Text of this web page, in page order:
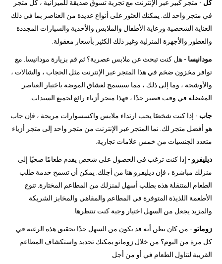
كل - متجر كبير عبر الإنترنت مع تجربة تسوق صديقة للميزانية ، كل متجر
في متجر واحد لك. يمكنك العثور على أنواع عديدة من العناصر بما في ذلك
العناية الشخصية ورعاية الأطفال والملابس والأحذية والسيارات المجددة
والعطور والأجهزة المنزلية وغير ذلك الكثير بأسعار معقولة.
مودانيسا - هل كنت تبحث عن ملابس عصرية؟ ثم قم بزيارة مودانيسا. مع
توافر مخزون ضخم في هذا المتجر عبر الإنترنت مثل الحجاب ، والشالات ،
والأوشحة ، وما إلى ذلك ، مما سيسمح لعشاق الموضة باختيار العناصر
المفضلة في وقت قصير جدًا ، فهذا متجر أزياء رائع لجميع السيدات.
جاب - إذا كنت شخصًا يحب ارتداء ملابس واكسسوارات مريحة ، فإن جاب
هو أفضل متجر لك. نما المتجر عبر الإنترنت من متجر واحد إلى متجر أزياء
متعدد الجنسيات من خمس علامات تجارية.
ديليفرو - إذا كنت ترغب في الحصول على شخص يقدم طعامًا صحيًا إلى
منزلك مباشرة ، فإن ديليفرو هنا من أجلك. يمكن أن تسمح خدمة طلب
الطعام المتنقلة هذه بطلب أسهل لمنزلك من المطاعم المختارة. تنوع
الأطعمة اللذيذة المتوفرة في المطاعم والمقاهي والمخابز الشريكة
والمزيد يجعل من السهل اختيار وجبة كنت تنتظرها.
زوماتو - من كان يظن أنه قد يكون من السهل جدًا تحقيق هذه الرغبة في
كل مرة من اليوم؟ من خلال زوماتو يمكنك تحديد واستكشاف المطاعم
القريبة لتناول الطعام في أو من أجل